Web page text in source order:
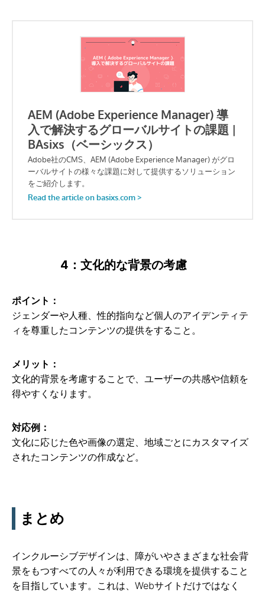
4：文化的な背景の考慮
ポイント：
ジェンダーや人種、性的指向など個人のアイデンティテ
ィを尊重したコンテンツの提供をすること。
メリット：
文化的背景を考慮することで、ユーザーの共感や信頼を
得やすくなります。
対応例：
文化に応じた色や画像の選定、地域ごとにカスタマイズ
されたコンテンツの作成など。
まとめ
インクルーシブデザインは、障がいやさまざまな社会背
景をもつすべての人々が利用できる環境を提供すること
を目指しています。これは、Webサイトだけではなく